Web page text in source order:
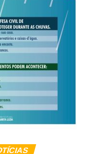
que estavam com os
à Derf de
cabíveis.
dos celulares, os
de uma célula de
municípios de Mato
secretaria e
investiga esquema